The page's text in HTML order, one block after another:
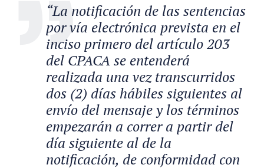
“La notificación de las sentencias
por vía electrónica prevista en el
inciso primero del artículo 203
del CPACA se entenderá
realizada una vez transcurridos
dos (2) días hábiles siguientes al
envío del mensaje y los términos
empezarán a correr a partir del
día siguiente al de la
notificación, de conformidad con